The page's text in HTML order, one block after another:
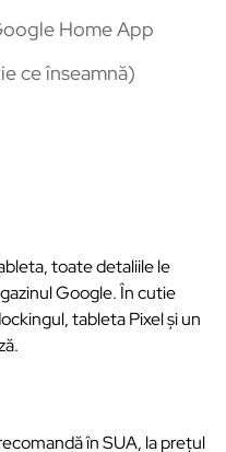
Home App
ce înseamnă)
toate detaliile le
Google. În cutie
tableta Pixel și un
în SUA, la prețul